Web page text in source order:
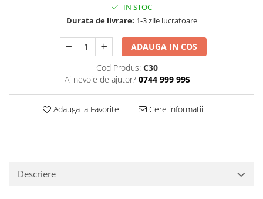
IN STOC
Durata de livrare: 1-3 zile lucratoare
ADAUGA IN COS
Cod Produs: C30
Ai nevoie de ajutor? 0744 999 995
Adauga la Favorite Cere informatii
Descriere